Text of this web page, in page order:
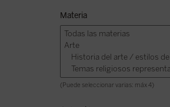
Materia
(Puede seleccionar varias: máx 4)